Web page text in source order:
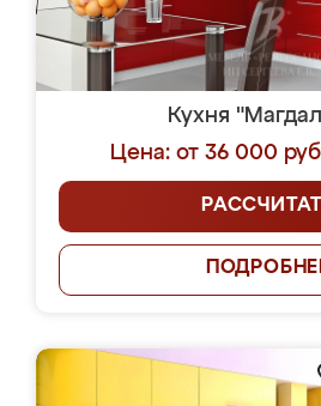
Кухня
Цена: от 36 000